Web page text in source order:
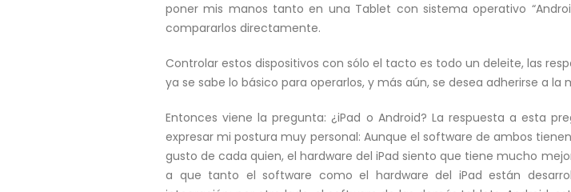
poner mis manos tanto en una Tablet con sistema operativo
compararlos directamente.
Controlar estos dispositivos con sólo el tacto es todo un deleite, las
ya se sabe lo básico para operarlos, y más aún, se desea adherirse a la
Entonces viene la pregunta: ¿iPad o Android? La respuesta a esta
expresar mi postura muy personal: Aunque el software de ambos
gusto de cada quien, el hardware del iPad siento que tiene mucho
a que tanto el software como el hardware del iPad están